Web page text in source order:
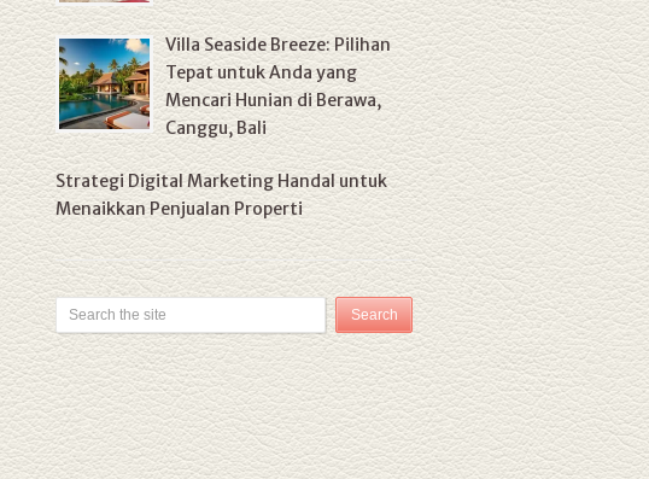
Villa Seaside Breeze: Pilihan
Tepat untuk Anda yang
Mencari Hunian di Berawa,
Canggu, Bali
Strategi Digital Marketing Handal untuk
Menaikkan Penjualan Properti